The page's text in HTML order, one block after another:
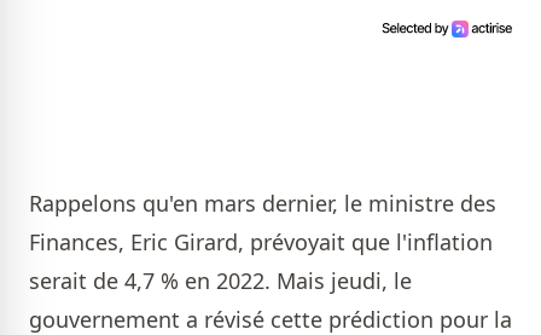
Rappelons qu'en mars dernier, le ministre des
Finances, Eric Girard, prévoyait que l'inflation
serait de 4,7 % en 2022. Mais jeudi, le
gouvernement a révisé cette prédiction pour la